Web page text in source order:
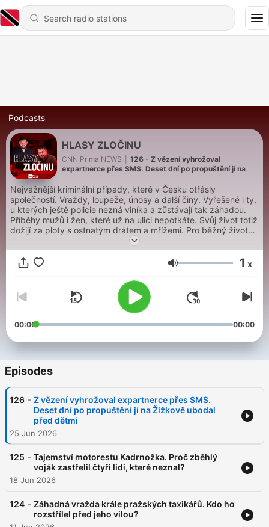
Podcasts
HLASY ZLOČINU
CNN Prima NEWS
126 - Z vězení vyhrožoval
expartnerce přes SMS. Deset dní po propuštění jí na
Nejvážnější kriminální případy, které v Česku otřásly
společností. Vraždy, loupeže, únosy a další činy. Vyřešené i ty,
u kterých ještě policie nezná viníka a zůstávají tak záhadou.
Příběhy mužů i žen, které už na ulici nepotkáte. Svůj život totiž
dožijí za ploty s ostnatým drátem a mřížemi. Pro běžný život
na svobodě jsou totiž až příliš nebezpeční. Jak probíhaly jejich
samotné činy, následné vyšetřování i dění v soudních síní u
téměř zapomenutých ale i nedávných případů. To jsou HLASY
ZLOČINU v podání Václava Janaty a Jakuba Kvasničky.
Volume 1 x
00:00 00:00
Episodes
126 - Z vězení vyhrožoval expartnerce přes SMS.
Deset dní po propuštění jí na Žižkově ubodal
před dětmi
25 Jun 2026
125 - Tajemství motorestu Kadrnožka. Proč zběhlý
voják zastřelil čtyři lidi, které neznal?
18 Jun 2026
124 - Záhadná vražda krále pražských taxikářů. Kdo ho
rozstřílel před jeho vilou?